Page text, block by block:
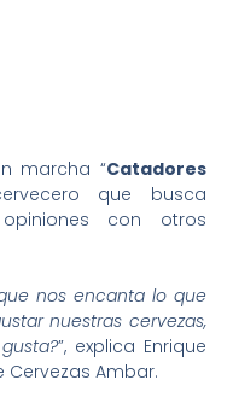
marcha “Catadores
que busca
con otros
nos encanta lo que
nuestras cervezas,
”, explica Enrique
Cervezas Ambar.